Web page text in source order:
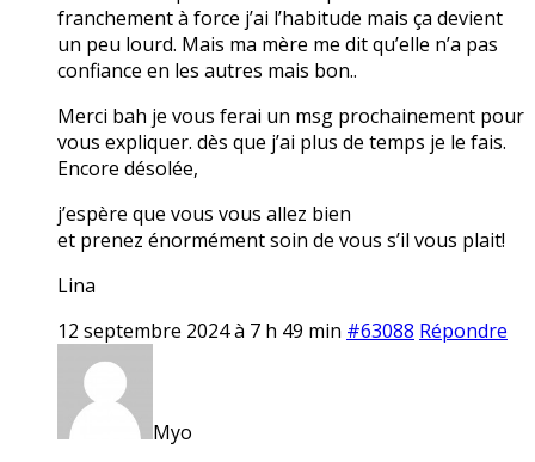
franchement à force j’ai l’habitude mais ça devient
un peu lourd. Mais ma mère me dit qu’elle n’a pas
confiance en les autres mais bon..
Merci bah je vous ferai un msg prochainement pour
vous expliquer. dès que j’ai plus de temps je le fais.
Encore désolée,
j’espère que vous vous allez bien
et prenez énormément soin de vous s’il vous plait!
Lina
12 septembre 2024 à 7 h 49 min #63088 Répondre
Myo